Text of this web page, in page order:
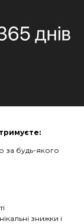
за будь-якого
знижки і